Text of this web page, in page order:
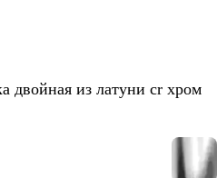
двойная из латуни cr хром